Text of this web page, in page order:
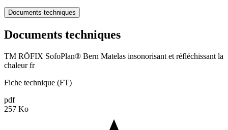
Documents techniques
Documents techniques
TM RÖFIX SofoPlan® Bern Matelas insonorisant et réfléchissant la
chaleur fr
Fiche technique (FT)
pdf
257 Ko